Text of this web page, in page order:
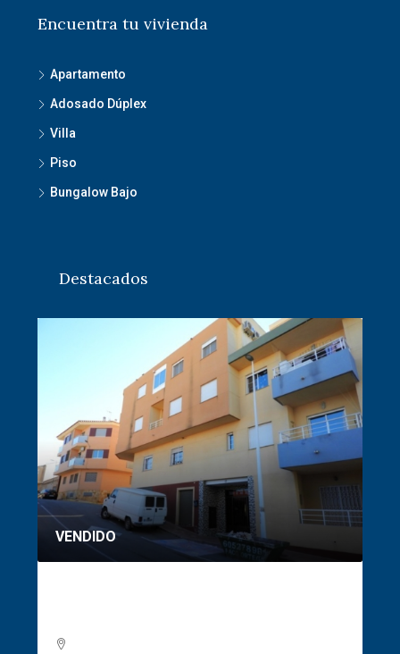
Encuentra tu vivienda
Apartamento
Adosado Dúplex
Villa
Piso
Bungalow Bajo
Destacados
VENDIDO